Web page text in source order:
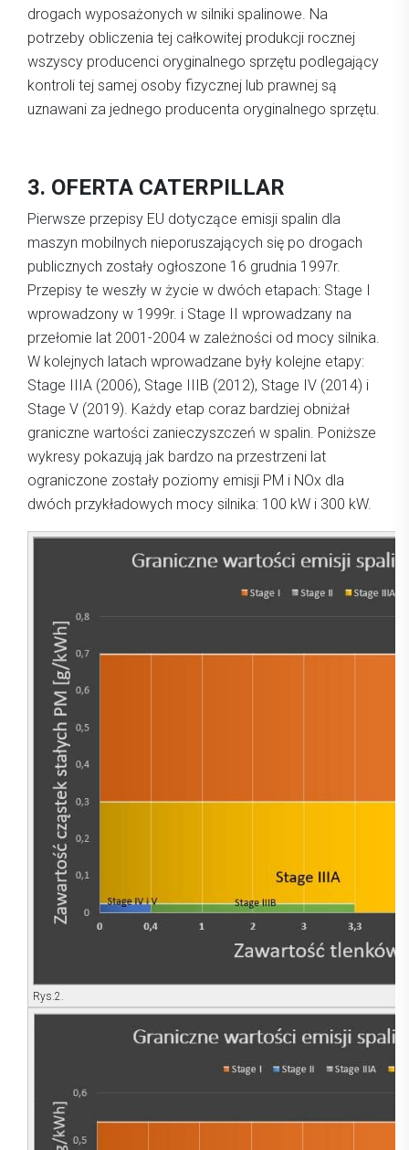
drogach wyposażonych w silniki spalinowe. Na
potrzeby obliczenia tej całkowitej produkcji rocznej
wszyscy producenci oryginalnego sprzętu podlegający
kontroli tej samej osoby fizycznej lub prawnej są
uznawani za jednego producenta oryginalnego sprzętu.
3. OFERTA CATERPILLAR
Pierwsze przepisy EU dotyczące emisji spalin dla
maszyn mobilnych nieporuszających się po drogach
publicznych zostały ogłoszone 16 grudnia 1997r.
Przepisy te weszły w życie w dwóch etapach: Stage I
wprowadzony w 1999r. i Stage II wprowadzany na
przełomie lat 2001-2004 w zależności od mocy silnika.
W kolejnych latach wprowadzane były kolejne etapy:
Stage IIIA (2006), Stage IIIB (2012), Stage IV (2014) i
Stage V (2019). Każdy etap coraz bardziej obniżał
graniczne wartości zanieczyszczeń w spalin. Poniższe
wykresy pokazują jak bardzo na przestrzeni lat
ograniczone zostały poziomy emisji PM i NOx dla
dwóch przykładowych mocy silnika: 100 kW i 300 kW.
Rys.2.